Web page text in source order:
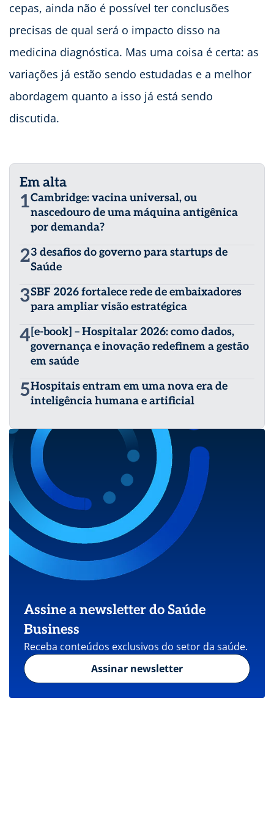
cepas, ainda não é possível ter conclusões
precisas de qual será o impacto disso na
medicina diagnóstica. Mas uma coisa é certa: as
variações já estão sendo estudadas e a melhor
abordagem quanto a isso já está sendo
discutida.
Em alta
1Cambridge: vacina universal, ou
nascedouro de uma máquina antigênica
por demanda?
23 desafios do governo para startups de
Saúde
3SBF 2026 fortalece rede de embaixadores
para ampliar visão estratégica
4[e-book] – Hospitalar 2026: como dados,
governança e inovação redefinem a gestão
em saúde
5Hospitais entram em uma nova era de
inteligência humana e artificial
Assine a newsletter do Saúde
Business
Receba conteúdos exclusivos do setor da saúde.
Assinar newsletter